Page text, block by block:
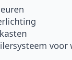
voor